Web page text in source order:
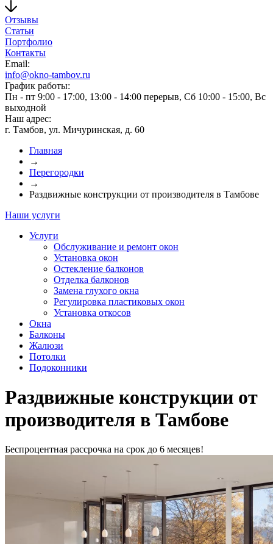
Отзывы
Статьи
Портфолио
Контакты
Email:
info@okno-tambov.ru
График работы:
Пн - пт 9:00 - 17:00, 13:00 - 14:00 перерыв, Сб 10:00 - 15:00, Вс
выходной
Наш адрес:
г. Тамбов, ул. Мичуринская, д. 60
Главная
→
Перегородки
→
Раздвижные конструкции от производителя в Тамбове
Наши услуги
Услуги
Обслуживание и ремонт окон
Установка окон
Остекление балконов
Отделка балконов
Замена глухого окна
Регулировка пластиковых окон
Установка откосов
Окна
Балконы
Жалюзи
Потолки
Подоконники
Раздвижные конструкции от
производителя в Тамбове
Беспроцентная рассрочка на срок до 6 месяцев!